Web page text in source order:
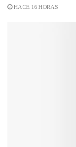
HACE 16 HORAS